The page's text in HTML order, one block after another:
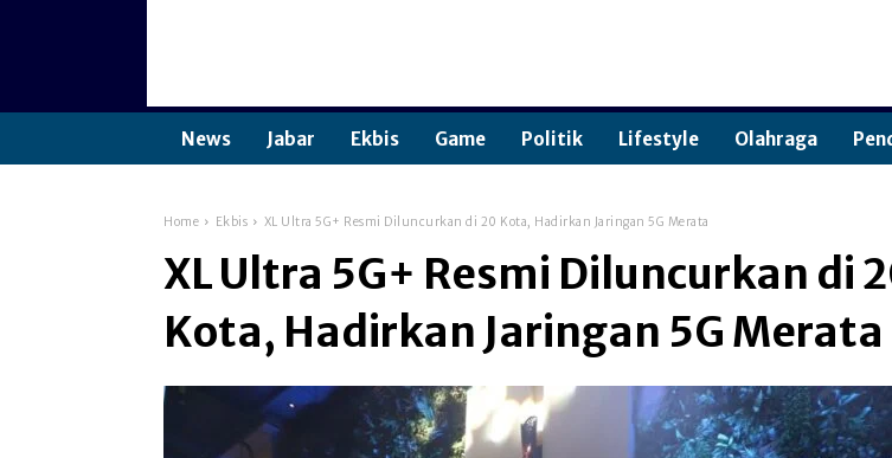
News Jabar Ekbis Game Politik Lifestyle Olahraga
Home Ekbis XL Ultra 5G+ Resmi Diluncurkan di 20 Kota, Hadirkan Jaringan 5G Merata
XL Ultra 5G+ Resmi Diluncurkan di
Kota, Hadirkan Jaringan 5G Merata